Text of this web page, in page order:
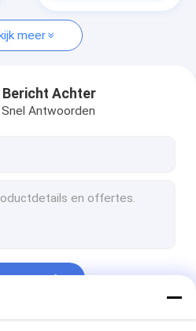
huisdierenfles
meer
Bericht Achter
Antwoorden